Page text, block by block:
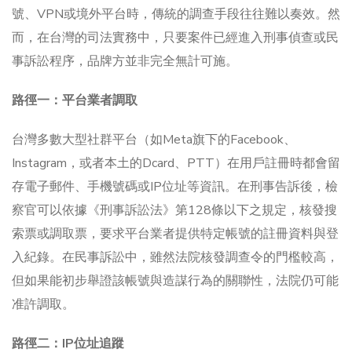
號、VPN或境外平台時，傳統的調查手段往往難以奏效。然
而，在台灣的司法實務中，只要案件已經進入刑事偵查或民
事訴訟程序，品牌方並非完全無計可施。
路徑一：平台業者調取
台灣多數大型社群平台（如Meta旗下的Facebook、
Instagram，或者本土的Dcard、PTT）在用戶註冊時都會留
存電子郵件、手機號碼或IP位址等資訊。在刑事告訴後，檢
察官可以依據《刑事訴訟法》第128條以下之規定，核發搜
索票或調取票，要求平台業者提供特定帳號的註冊資料與登
入紀錄。在民事訴訟中，雖然法院核發調查令的門檻較高，
但如果能初步舉證該帳號與造謀行為的關聯性，法院仍可能
准許調取。
路徑二：IP位址追蹤